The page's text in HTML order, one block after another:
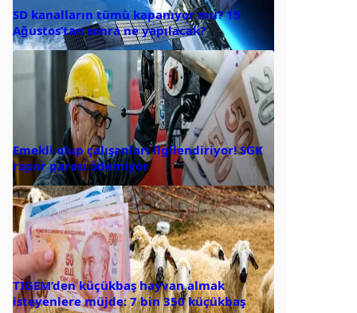
SD kanalların tümü kapanıyor mu? 15
Ağustos’tan sonra ne yapılacak?
Emekli olup çalışanları ilgilendiriyor! SGK
rapor parası ödemiyor
TİGEM’den küçükbaş hayvan almak
isteyenlere müjde: 7 bin 350 küçükbaş